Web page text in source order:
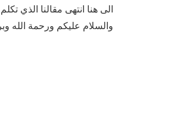
الى هنا انتهى مقالنا الذي
والسلام عليكم ورحمة الله